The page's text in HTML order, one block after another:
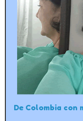
De Colombia